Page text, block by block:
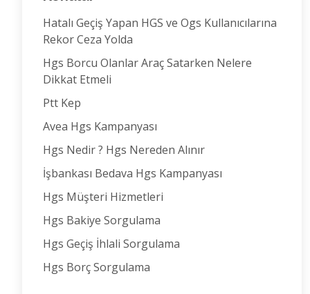
Hatalı Geçiş Yapan HGS ve Ogs Kullanıcılarına
Rekor Ceza Yolda
Hgs Borcu Olanlar Araç Satarken Nelere
Dikkat Etmeli
Ptt Kep
Avea Hgs Kampanyası
Hgs Nedir ? Hgs Nereden Alınır
İşbankası Bedava Hgs Kampanyası
Hgs Müşteri Hizmetleri
Hgs Bakiye Sorgulama
Hgs Geçiş İhlali Sorgulama
Hgs Borç Sorgulama